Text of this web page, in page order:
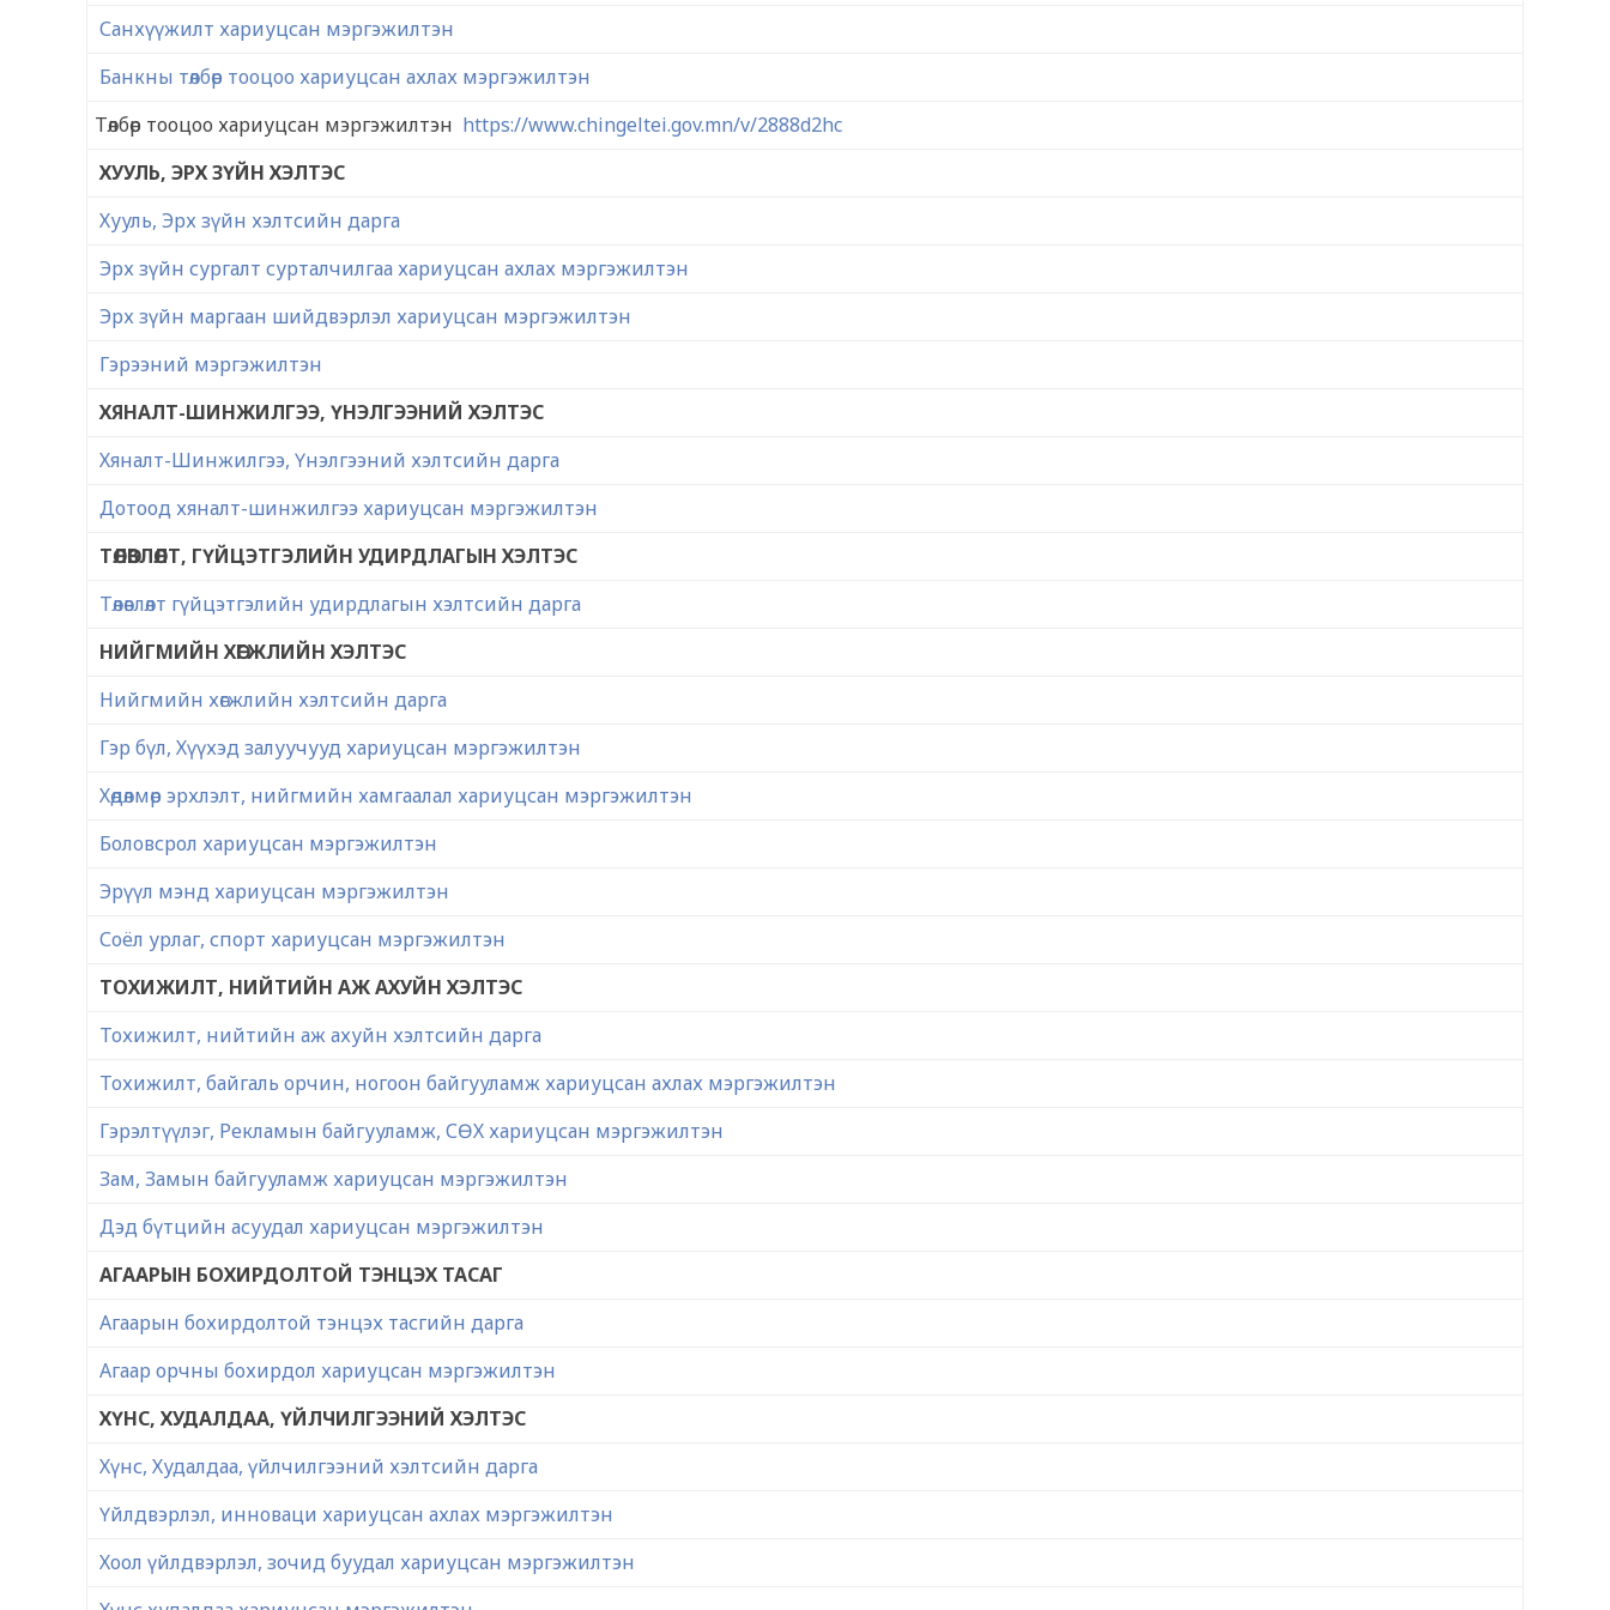
Санхүүжилт хариуцсан мэргэжилтэн
Банкны төлбөр тооцоо хариуцсан ахлах мэргэжилтэн
Төлбөр тооцоо хариуцсан мэргэжилтэн https://www.chingeltei.gov.mn/v/2888d2hc
ХУУЛЬ, ЭРХ ЗҮЙН ХЭЛТЭС
Хууль, Эрх зүйн хэлтсийн дарга
Эрх зүйн сургалт сурталчилгаа хариуцсан ахлах мэргэжилтэн
Эрх зүйн маргаан шийдвэрлэл хариуцсан мэргэжилтэн
Гэрээний мэргэжилтэн
ХЯНАЛТ-ШИНЖИЛГЭЭ, ҮНЭЛГЭЭНИЙ ХЭЛТЭС
Хяналт-Шинжилгээ, Үнэлгээний хэлтсийн дарга
Дотоод хяналт-шинжилгээ хариуцсан мэргэжилтэн
ТӨЛӨВЛӨЛТ, ГҮЙЦЭТГЭЛИЙН УДИРДЛАГЫН ХЭЛТЭС
Төлөвлөлт гүйцэтгэлийн удирдлагын хэлтсийн дарга
НИЙГМИЙН ХӨГЖЛИЙН ХЭЛТЭС
Нийгмийн хөгжлийн хэлтсийн дарга
Гэр бүл, Хүүхэд залуучууд хариуцсан мэргэжилтэн
Хөдөлмөр эрхлэлт, нийгмийн хамгаалал хариуцсан мэргэжилтэн
Боловсрол хариуцсан мэргэжилтэн
Эрүүл мэнд хариуцсан мэргэжилтэн
Соёл урлаг, спорт хариуцсан мэргэжилтэн
ТОХИЖИЛТ, НИЙТИЙН АЖ АХУЙН ХЭЛТЭС
Тохижилт, нийтийн аж ахуйн хэлтсийн дарга
Тохижилт, байгаль орчин, ногоон байгууламж хариуцсан ахлах мэргэжилтэн
Гэрэлтүүлэг, Рекламын байгууламж, СӨХ хариуцсан мэргэжилтэн
Зам, Замын байгууламж хариуцсан мэргэжилтэн
Дэд бүтцийн асуудал хариуцсан мэргэжилтэн
АГААРЫН БОХИРДОЛТОЙ ТЭНЦЭХ ТАСАГ
Агаарын бохирдолтой тэнцэх тасгийн дарга
Агаар орчны бохирдол хариуцсан мэргэжилтэн
ХҮНС, ХУДАЛДАА, ҮЙЛЧИЛГЭЭНИЙ ХЭЛТЭС
Хүнс, Худалдаа, үйлчилгээний хэлтсийн дарга
Үйлдвэрлэл, инноваци хариуцсан ахлах мэргэжилтэн
Хоол үйлдвэрлэл, зочид буудал хариуцсан мэргэжилтэн